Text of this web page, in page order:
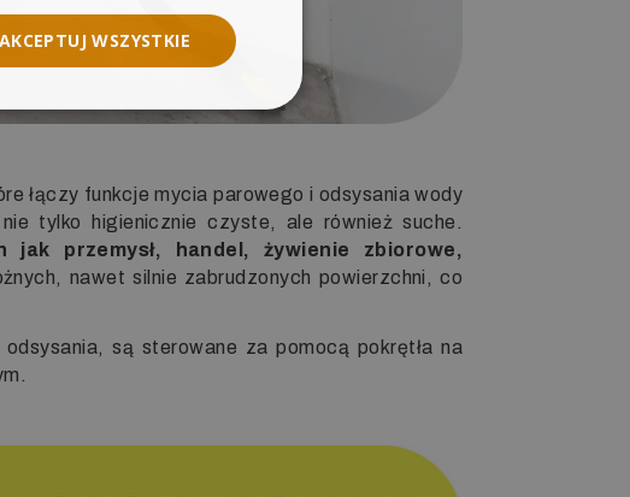
łączy funkcje mycia parowego i odsysania wody
tylko higienicznie czyste, ale również suche.
przemysł, handel, żywienie zbiorowe,
nawet silnie zabrudzonych powierzchni, co
są sterowane za pomocą pokrętła na
AKCEPTUJ WSZYSTKIE